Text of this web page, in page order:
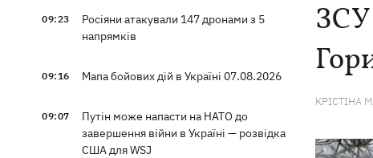
09:23
Росіяни атакували 147 дронами з 5
напрямків
09:16 Мапа бойових дій в Україні 07.08.2026
09:07
Путін може напасти на НАТО до
завершення війни в Україні — розвідка
США для WSJ
ЗСУ
КРІСТІНА